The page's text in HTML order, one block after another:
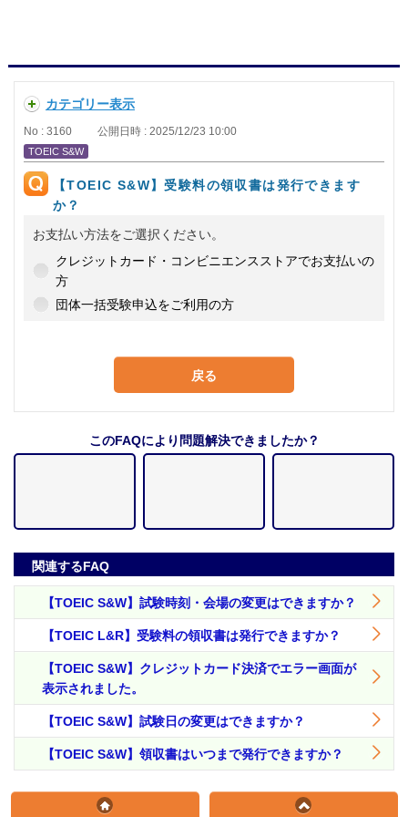
カテゴリー表示
No : 3160 公開日時 : 2025/12/23 10:00
TOEIC S&W
【TOEIC S&W】受験料の領収書は発行できます
か？
お支払い方法をご選択ください。
クレジットカード・コンビニエンスストアでお支払いの
方
団体一括受験申込をご利用の方
戻る
このFAQにより問題解決できましたか？
関連するFAQ
【TOEIC S&W】試験時刻・会場の変更はできますか？
【TOEIC L&R】受験料の領収書は発行できますか？
【TOEIC S&W】クレジットカード決済でエラー画面が
表示されました。
【TOEIC S&W】試験日の変更はできますか？
【TOEIC S&W】領収書はいつまで発行できますか？